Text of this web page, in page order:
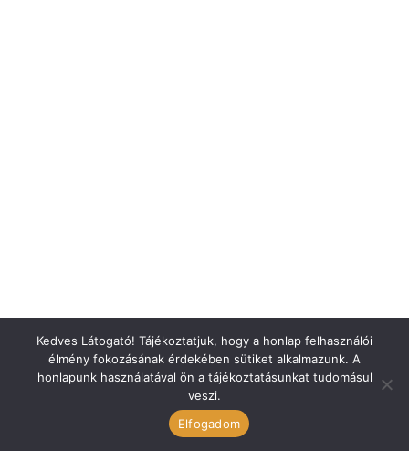
ÁSZF
Kedves Látogató! Tájékoztatjuk, hogy a honlap felhasználói
élmény fokozásának érdekében sütiket alkalmazunk. A
honlapunk használatával ön a tájékoztatásunkat tudomásul
veszi.
Elfogadom